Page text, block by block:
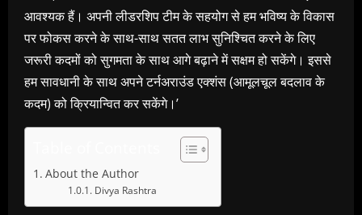
आवश्यक हैं। अपनी लीडरशिप टीम के सहयोग से हम भविष्य के विकास
पर फोकस करने के साथ-साथ सतत लाभ सुनिश्चित करने के लिए
जरूरी कदमों को सुगमता के साथ आगे बढ़ाने में सक्षम हो सकेंगे। इससे
हम सावधानी के साथ अपने टर्नअराउंड एक्शंस (आमूलचूल बदलाव के
कदम) को क्रियान्वित कर सकेंगे।’
About the Author
Divya Rashtra